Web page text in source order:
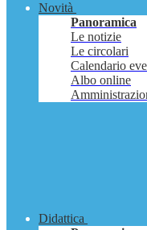
Novità
Panoramica
Le notizie
Le circolari
Calendario
Albo online
Didattica